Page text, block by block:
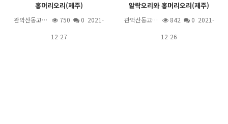
홍머리오리(제주)
관악산동고… 750
0 2021-
12-27
알락오리와 홍머리오리(제주)
관악산동고… 842
0 2021-
12-26